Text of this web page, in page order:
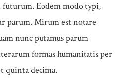
futurum. Eodem modo typi,
parum. Mirum est notare
nunc putamus parum
formas humanitatis per
quinta decima.